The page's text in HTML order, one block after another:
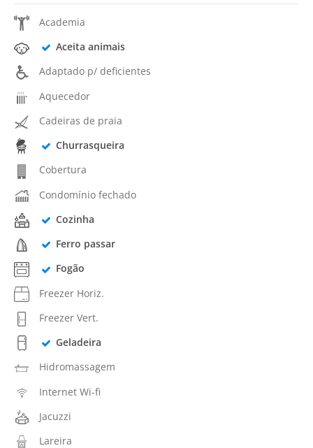
Academia
Aceita animais
Adaptado p/ deficientes
Aquecedor
Cadeiras de praia
Churrasqueira
Cobertura
Condomínio fechado
Cozinha
Ferro passar
Fogão
Freezer Horiz.
Freezer Vert.
Geladeira
Hidromassagem
Internet Wi-fi
Jacuzzi
Lareira